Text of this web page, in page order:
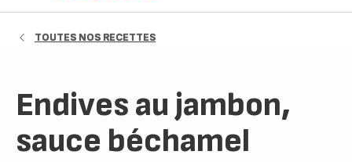
TOUTES NOS RECETTES
Endives au jambon,
sauce béchamel